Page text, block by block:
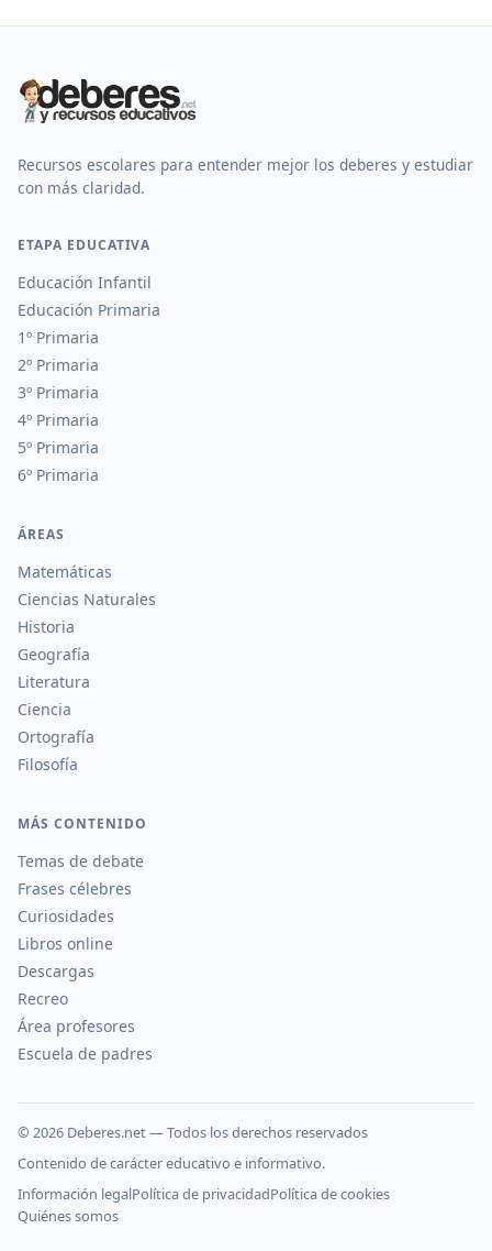
Recursos escolares para entender mejor los deberes y estudiar
con más claridad.
ETAPA EDUCATIVA
Educación Infantil
Educación Primaria
1º Primaria
2º Primaria
3º Primaria
4º Primaria
5º Primaria
6º Primaria
ÁREAS
Matemáticas
Ciencias Naturales
Historia
Geografía
Literatura
Ciencia
Ortografía
Filosofía
MÁS CONTENIDO
Temas de debate
Frases célebres
Curiosidades
Libros online
Descargas
Recreo
Área profesores
Escuela de padres
© 2026 Deberes.net — Todos los derechos reservados
Contenido de carácter educativo e informativo.
Información legalPolítica de privacidadPolítica de cookies
Quiénes somos